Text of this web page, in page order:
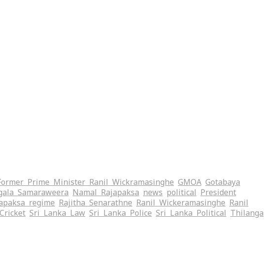
Prime Minister Ranil Wickramasinghe GMOA Gotabaya
Samaraweera Namal Rajapaksa news political President
regime Rajitha Senarathne Ranil Wickeramasinghe Ranil
Sri Lanka Law Sri Lanka Police Sri Lanka Political Thilanga